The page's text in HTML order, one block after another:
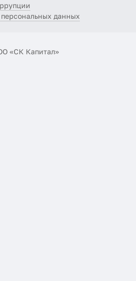
данных
«СК Капитал»